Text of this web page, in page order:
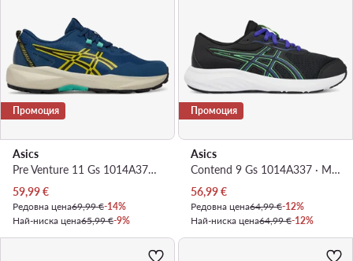
Промоция
Asics
Pre Venture 11 Gs 1014A378 · Маратонки за бягане
Актуална цена
59,99€
Редовна цена69,99 €-14%
Най-ниска цена65,99 €-9%
Промоция
Asics
Contend 9 Gs 1014A337 · Маратонки за бягане
Актуална цена
56,99€
Редовна цена64,99 €-12%
Най-ниска цена64,99 €-12%